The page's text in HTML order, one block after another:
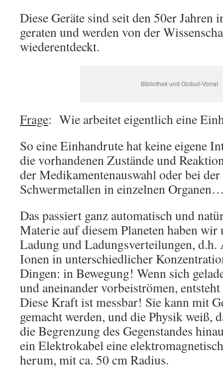
Diese Geräte sind seit den 50er Jahren
geraten und werden von der
wiederentdeckt.
Bibliothek und Globuli-Vorrat
Frage: Wie arbeitet eigentlich eine
So eine Einhandrute hat keine eigene
die vorhandenen Zustände und
der Medikamentenauswahl oder bei
Schwermetallen in einzelnen
Das passiert ganz automatisch und
Materie auf diesem Planeten haben wir
Ladung und Ladungsverteilungen,
Ionen in unterschiedlicher
Dingen: in Bewegung! Wenn sich
und aneinander vorbeiströmen,
Diese Kraft ist messbar! Sie kann mit
gemacht werden, und die Physik weiß,
die Begrenzung des Gegenstandes
ein Elektrokabel eine
herum, mit ca. 50 cm Radius.